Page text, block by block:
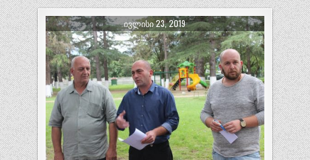
ᲘᲕᲚᲘᲡᲘ 23, 2019